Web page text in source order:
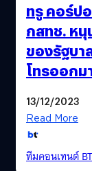
ทรู คอร์ป
กสทช. หนุ
ของรัฐบา
โทรออก
13/12/2023
Read More
ทีมคอนเทนต์ BT